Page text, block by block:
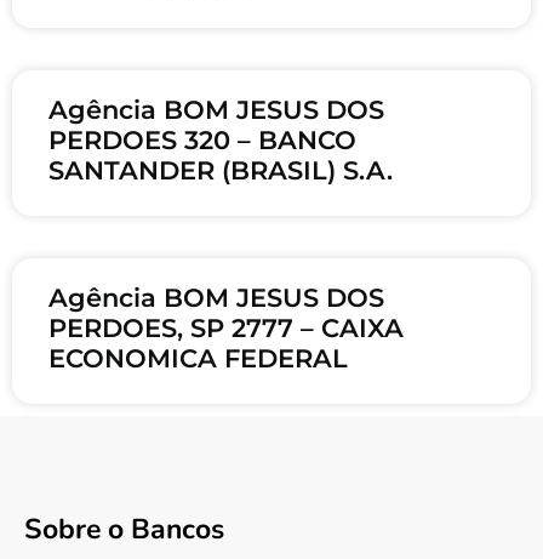
Agência BOM JESUS DOS
PERDOES 320 – BANCO
SANTANDER (BRASIL) S.A.
Agência BOM JESUS DOS
PERDOES, SP 2777 – CAIXA
ECONOMICA FEDERAL
Sobre o Bancos